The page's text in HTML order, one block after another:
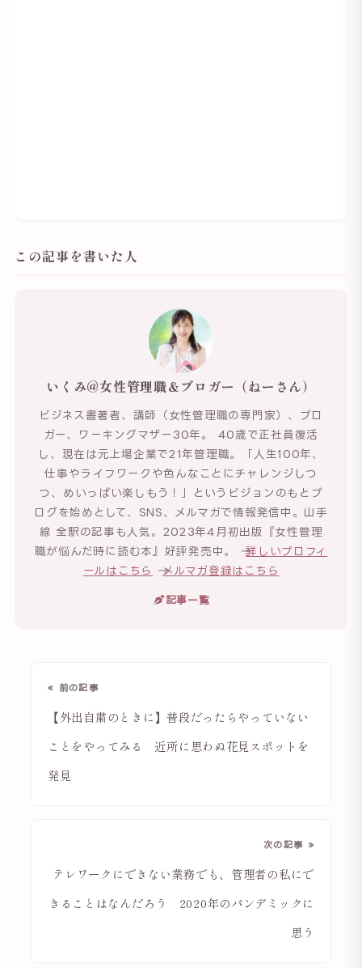
この記事を書いた人
いくみ@女性管理職＆ブロガー（ねーさん）
ビジネス書著者、講師（女性管理職の専門家）、ブロ
ガー、ワーキングマザー30年。 40歳で正社員復活
し、現在は元上場企業で21年管理職。「人生100年、
仕事やライフワークや色んなことにチャレンジしつ
つ、めいっぱい楽しもう！」というビジョンのもとブ
ログを始めとして、SNS、メルマガで情報発信中。山手
線 全駅の記事も人気。2023年4月初出版『女性管理
職が悩んだ時に読む本』好評発売中。 →詳しいプロフィ
ールはこちら
→メルマガ登録はこちら
記事一覧
« 前の記事
【外出自粛のときに】普段だったらやっていない
ことをやってみる 近所に思わぬ花見スポットを
発見
次の記事 »
テレワークにできない業務でも、管理者の私にで
きることはなんだろう 2020年のパンデミックに
思う